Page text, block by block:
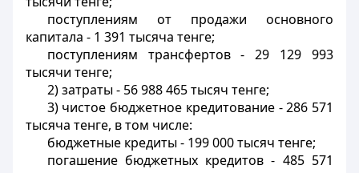
поступлениям от продажи основного
капитала - 1 391 тысяча тенге;
поступлениям трансфертов - 29 129 993
тысячи тенге;
2) затраты - 56 988 465 тысяч тенге;
3) чистое бюджетное кредитование - 286 571
тысяча тенге, в том числе:
бюджетные кредиты - 199 000 тысяч тенге;
погашение бюджетных кредитов - 485 571